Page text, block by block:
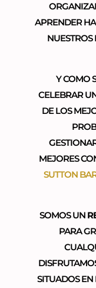
APRENDER
Y COMO
CELEBRAR
DE LOS
MEJORES
SUTTON
SOMOS UN
PARA
SITUADOS EN